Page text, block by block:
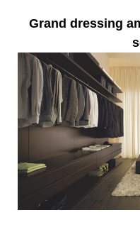
Grand dressing